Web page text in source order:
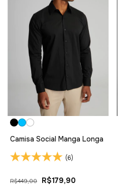
Camisa Social Manga Longa
(6)
R$449,00 R$179,90